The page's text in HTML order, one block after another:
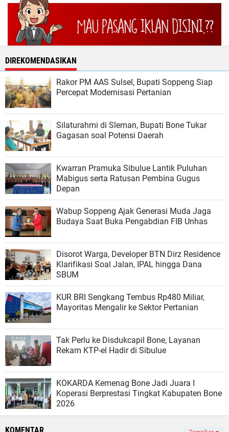
DIREKOMENDASIKAN
Rakor PM AAS Sulsel, Bupati Soppeng Siap
Percepat Modernisasi Pertanian
Silaturahmi di Sleman, Bupati Bone Tukar
Gagasan soal Potensi Daerah
Kwarran Pramuka Sibulue Lantik Puluhan
Mabigus serta Ratusan Pembina Gugus
Depan
Wabup Soppeng Ajak Generasi Muda Jaga
Budaya Saat Buka Pengabdian FIB Unhas
Disorot Warga, Developer BTN Dirz Residence
Klarifikasi Soal Jalan, IPAL hingga Dana
SBUM
KUR BRI Sengkang Tembus Rp480 Miliar,
Mayoritas Mengalir ke Sektor Pertanian
Tak Perlu ke Disdukcapil Bone, Layanan
Rekam KTP-el Hadir di Sibulue
KOKARDA Kemenag Bone Jadi Juara I
Koperasi Berprestasi Tingkat Kabupaten Bone
2026